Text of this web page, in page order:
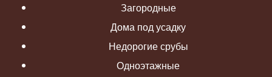
Загородные
Дома под усадку
Недорогие срубы
Одноэтажные